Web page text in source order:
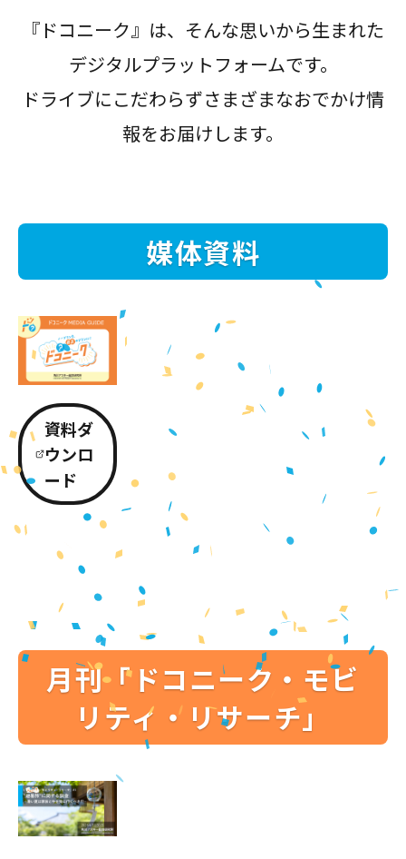
『ドコニーク』は、そんな思いから生まれた
デジタルプラットフォームです。
ドライブにこだわらずさまざまなおでかけ情
報をお届けします。
媒体資料
資料ダ
ウンロ
ード
月刊「ドコニーク・モビ
リティ・リサーチ」